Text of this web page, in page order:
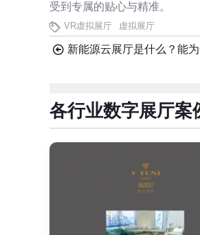
受到专属的贴心与精准。
VR虚拟展厅 虚拟展厅
新能源云展厅是什么？能
各行业数字展厅案